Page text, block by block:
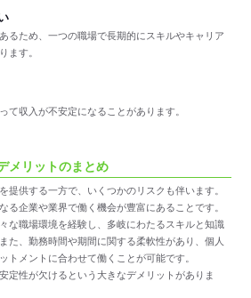
るため、一つの職場で長期的にスキルやキャリア
ます。
て収入が不安定になることがあります。
メリットのまとめ
提供する一方で、いくつかのリスクも伴います。
る企業や業界で働く機会が豊富にあることです。
な職場環境を経験し、多岐にわたるスキルと知識
た、勤務時間や期間に関する柔軟性があり、個人
トメントに合わせて働くことが可能です。
定性が欠けるという大きなデメリットがありま